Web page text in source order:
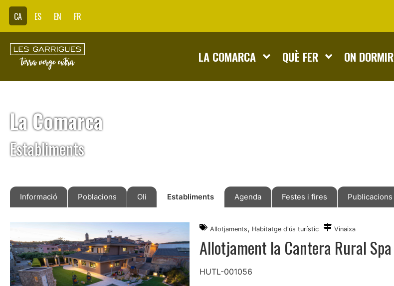
CA ES EN FR
LA COMARCA QUÈ FER ON DORMIR
La Comarca
Establiments
Informació Poblacions Oli Establiments Agenda Festes i fires Publicacions
Allotjaments, Habitatge d'ús turístic Vinaixa
Allotjament la Cantera Rural Spa
HUTL-001056